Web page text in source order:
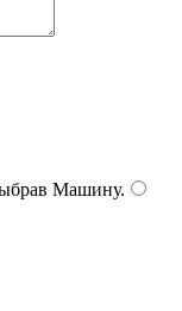
Машину.